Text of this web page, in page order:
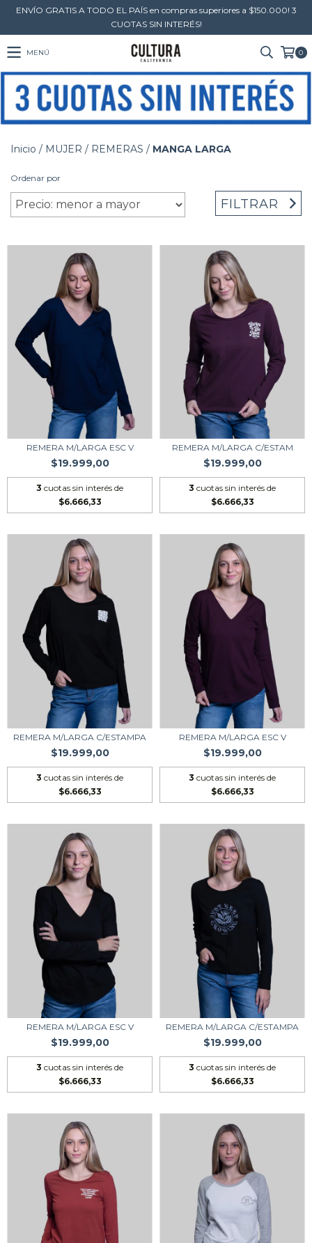
ENVÍO GRATIS A TODO EL PAÍS en compras superiores a $150.000! 3
CUOTAS SIN INTERÉS!
MENÚ 0
Inicio / MUJER / REMERAS / MANGA LARGA
Ordenar por
FILTRAR
REMERA M/LARGA ESC V
$19.999,00
3 cuotas sin interés de
$6.666,33
REMERA M/LARGA C/ESTAM
$19.999,00
3 cuotas sin interés de
$6.666,33
REMERA M/LARGA C/ESTAMPA
$19.999,00
3 cuotas sin interés de
$6.666,33
REMERA M/LARGA ESC V
$19.999,00
3 cuotas sin interés de
$6.666,33
REMERA M/LARGA ESC V
$19.999,00
3 cuotas sin interés de
$6.666,33
REMERA M/LARGA C/ESTAMPA
$19.999,00
3 cuotas sin interés de
$6.666,33